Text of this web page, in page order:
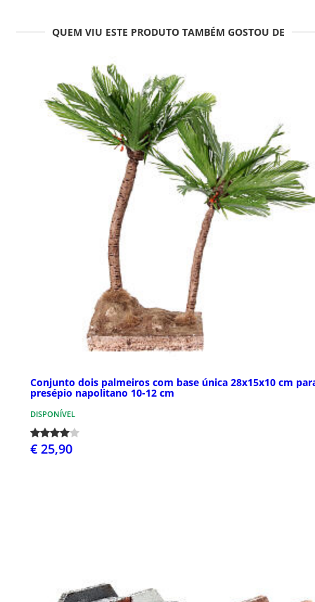
QUEM VIU ESTE PRODUTO TAMBÉM GOSTOU DE
Conjunto dois palmeiros com base única 28x15x10 cm
presépio napolitano 10-12 cm
DISPONÍVEL
€ 25,90